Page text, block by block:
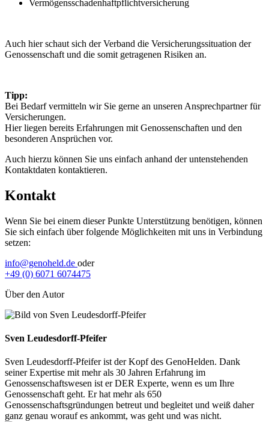
Vermögensschadenhaftpflichtversicherung
Auch hier schaut sich der Verband die Versicherungssituation der
Genossenschaft und die somit getragenen Risiken an.
Tipp:
Bei Bedarf vermitteln wir Sie gerne an unseren Ansprechpartner für
Versicherungen.
Hier liegen bereits Erfahrungen mit Genossenschaften und den
besonderen Ansprüchen vor.
Auch hierzu können Sie uns einfach anhand der untenstehenden
Kontaktdaten kontaktieren.
Kontakt
Wenn Sie bei einem dieser Punkte Unterstützung benötigen, können
Sie sich einfach über folgende Möglichkeiten mit uns in Verbindung
setzen:
info@genoheld.de oder
+49 (0) 6071 6074475
Über den Autor
Sven Leudesdorff-Pfeifer
Sven Leudesdorff-Pfeifer ist der Kopf des GenoHelden. Dank
seiner Expertise mit mehr als 30 Jahren Erfahrung im
Genossenschaftswesen ist er DER Experte, wenn es um Ihre
Genossenschaft geht. Er hat mehr als 650
Genossenschaftsgründungen betreut und begleitet und weiß daher
ganz genau worauf es ankommt, was geht und was nicht.